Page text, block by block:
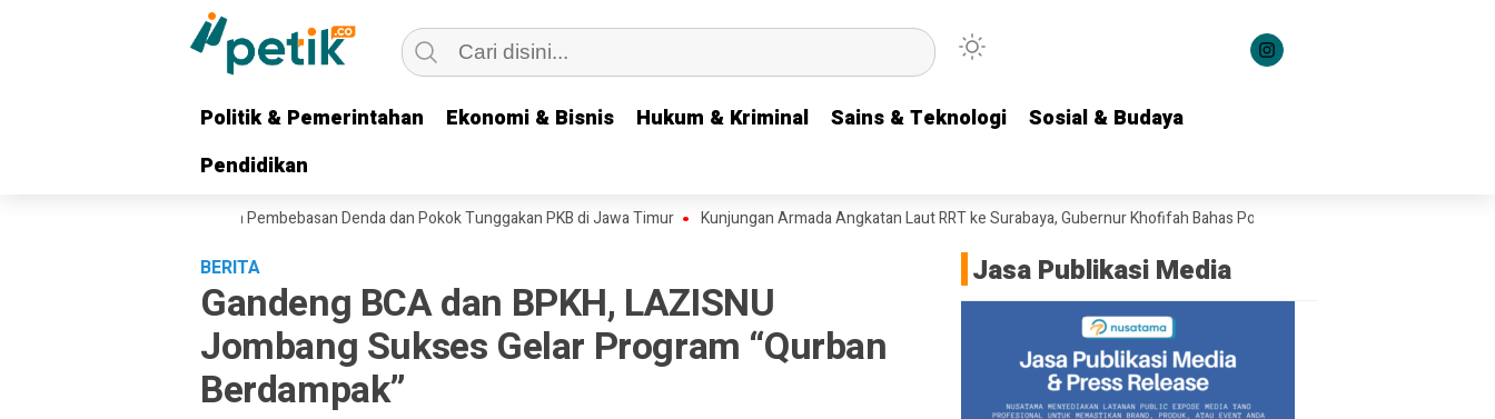
Politik & Pemerintahan Ekonomi & Bisnis Hukum & Kriminal Sains & Teknologi
Sosial & Budaya
Pendidikan
Politik & Pemerintahan Ekonomi & Bisnis Hukum & Kriminal Sains & Teknologi
Sosial & Budaya
Pendidikan
Khofifah Hadirkan Pembebasan Denda dan Pokok Tunggakan PKB di Jawa Timur Kunjungan Armada Angkatan Laut RRT ke Surabaya, Gubernur Khofifah Bahas Potensi Kerja Sama Teknologi Maritim
BERITA
Gandeng BCA dan BPKH, LAZISNU
Jombang Sukses Gelar Program “Qurban
Berdampak”
Jasa Publikasi Media